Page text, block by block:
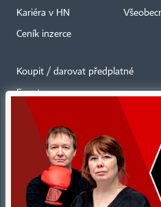
Kariéra v HN
Ceník inzerce
Koupit / darovat předplatné
Eventy
Newslettery
RSS kanály
Autorská práva vykonává vydavatel.
zakázáno jakékoli užití částí nebo